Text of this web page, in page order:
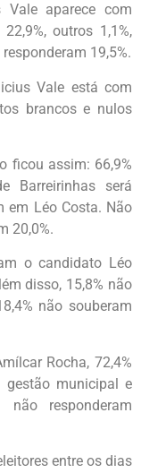
Vale aparece com
outros 1,1%,
19,5%.
Vale está com
brancos e nulos
ficou assim: 66,9%
Barreirinhas será
em Léo Costa. Não
20,0%.
o candidato Léo
disso, 15,8% não
não souberam
Rocha, 72,4%
gestão municipal e
responderam
entre os dias